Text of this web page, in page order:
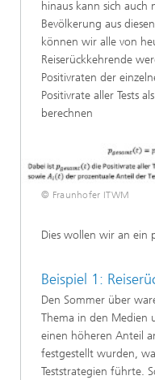
hinaus kann sich auch
Bevölkerung aus
können wir alle von
Reiserückkehrende
Positivraten der
Positivrate aller Tests
berechnen
© Fraunhofer ITWM
Dies wollen wir an ein
Beispiel 1:
Den Sommer über
Thema in den Medien
einen höheren Anteil
festgestellt wurden,
Teststrategien führte.